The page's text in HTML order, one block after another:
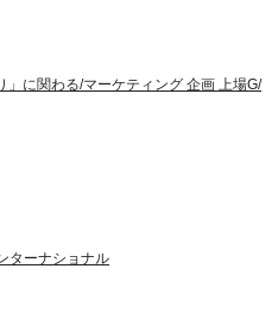
」に関わる/マーケティング 企画 上場G/
ターナショナル